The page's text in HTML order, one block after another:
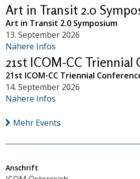
Art in Transit 2.0
Art in Transit 2.0 Symposium
13. September 2026
Nähere Infos
21st ICOM-CC Triennial
21st ICOM-CC Triennial
14. September 2026
Nähere Infos
Mehr Events
Anschrift